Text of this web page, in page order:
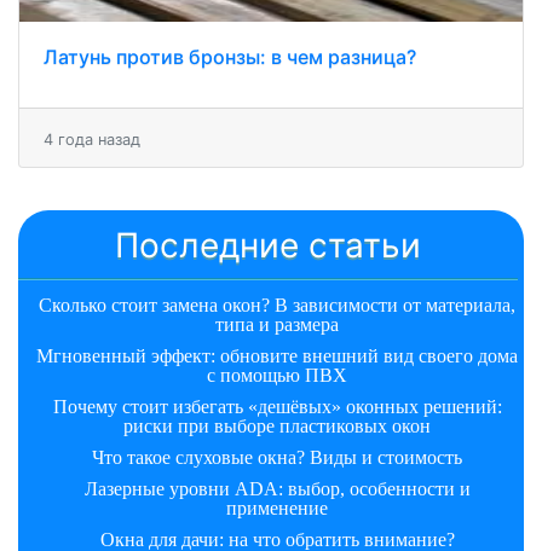
Латунь против бронзы: в чем разница?
4 года назад
Последние статьи
Сколько стоит замена окон? В зависимости от материала,
типа и размера
Мгновенный эффект: обновите внешний вид своего дома
с помощью ПВХ
Почему стоит избегать «дешёвых» оконных решений:
риски при выборе пластиковых окон
Что такое слуховые окна? Виды и стоимость
Лазерные уровни ADA: выбор, особенности и
применение
Окна для дачи: на что обратить внимание?